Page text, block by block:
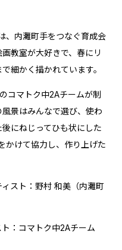
、内灘町手をつなぐ育成会
教室が大好きで、春にリ
細かく描かれています。
コマトク中2Aチームが制
景はみんなで選び、使わ
にねじってひも状にした
かけて協力し、作り上げた
スト：野村 和美（内灘町
：コマトク中2Aチーム